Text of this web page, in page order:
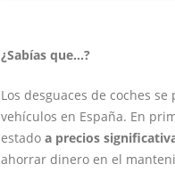
¿Sabías que...?
Los desguaces de coches
vehículos en España. En
estado a precios
ahorrar dinero en el